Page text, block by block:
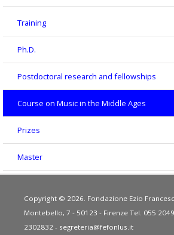
Training
Ph.D.
Postdoctoral research and fellowships
Course on Music in the Middle Ages
Prizes
Master
Copyright © 2026. Fondazione Ezio
Montebello, 7 - 50123 - Firenze Tel. 055
2302832 - segreteria@fefonlus.it